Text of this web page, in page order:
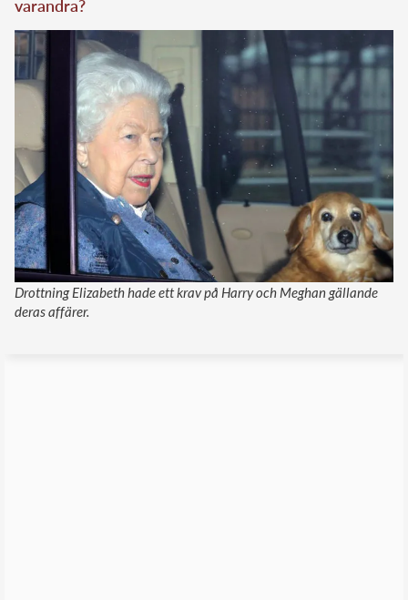
varandra?
Drottning Elizabeth hade ett krav på Harry och Meghan gällande
deras affärer.